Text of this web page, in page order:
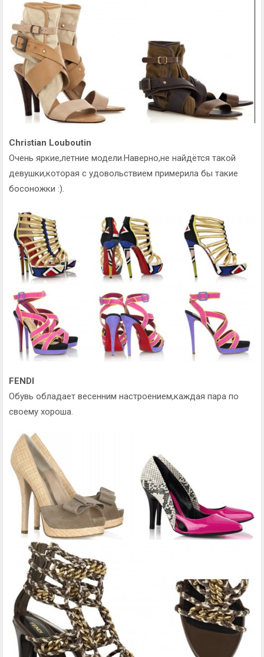
Christian Louboutin
Очень яркие,летние модели.Наверно,не найдётся такой
девушки,которая с удовольствием примерила бы такие
босоножки :).
FENDI
Обувь обладает весенним настроением,каждая пара по
своему хороша.